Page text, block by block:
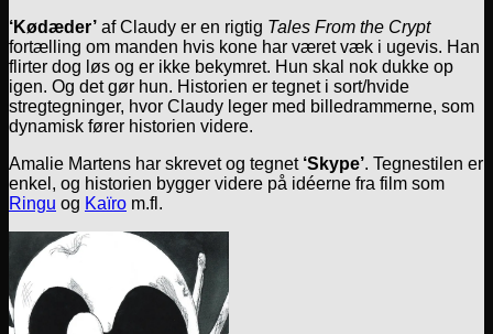
‘Kødæder’ af Claudy er en rigtig Tales From the Crypt
fortælling om manden hvis kone har været væk i ugevis. Han
flirter dog løs og er ikke bekymret. Hun skal nok dukke op
igen. Og det gør hun. Historien er tegnet i sort/hvide
stregtegninger, hvor Claudy leger med billedrammerne, som
dynamisk fører historien videre.
Amalie Martens har skrevet og tegnet ‘Skype’. Tegnestilen er
enkel, og historien bygger videre på idéerne fra film som
Ringu og Kaïro m.fl.